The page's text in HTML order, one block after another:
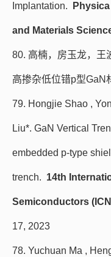
Implantation.
and Materials
80. 高楠，房玉龙，王
高掺杂低位错p型GaN
79. Hongjie Shao ,
Liu*. GaN Vertical
embedded p-type
trench. 14th
Semiconductors
17, 2023
78. Yuchuan Ma ,